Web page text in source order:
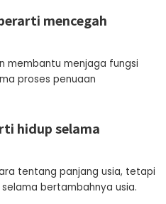
mencegah
membantu menjaga fungsi
proses penuaan
hidup selama
tentang panjang usia, tetapi
bertambahnya usia.